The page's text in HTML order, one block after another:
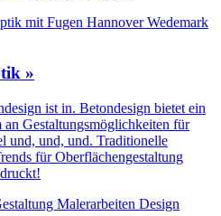
»
ist in. Betondesign bietet ein
an Gestaltungs­möglichkeiten für
und, und, und. Traditionelle
für Oberflächen­gestaltung